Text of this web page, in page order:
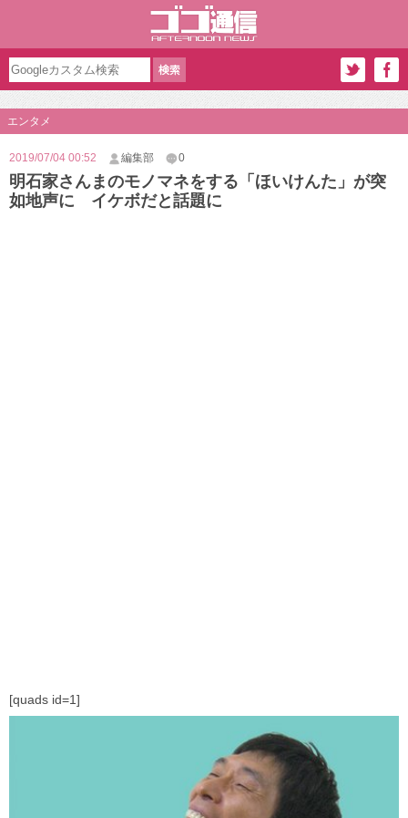
エンタメ
2019/07/04 00:52 編集部 0
明石家さんまのモノマネをする「ほいけんた」が突
如地声に イケボだと話題に
[quads id=1]